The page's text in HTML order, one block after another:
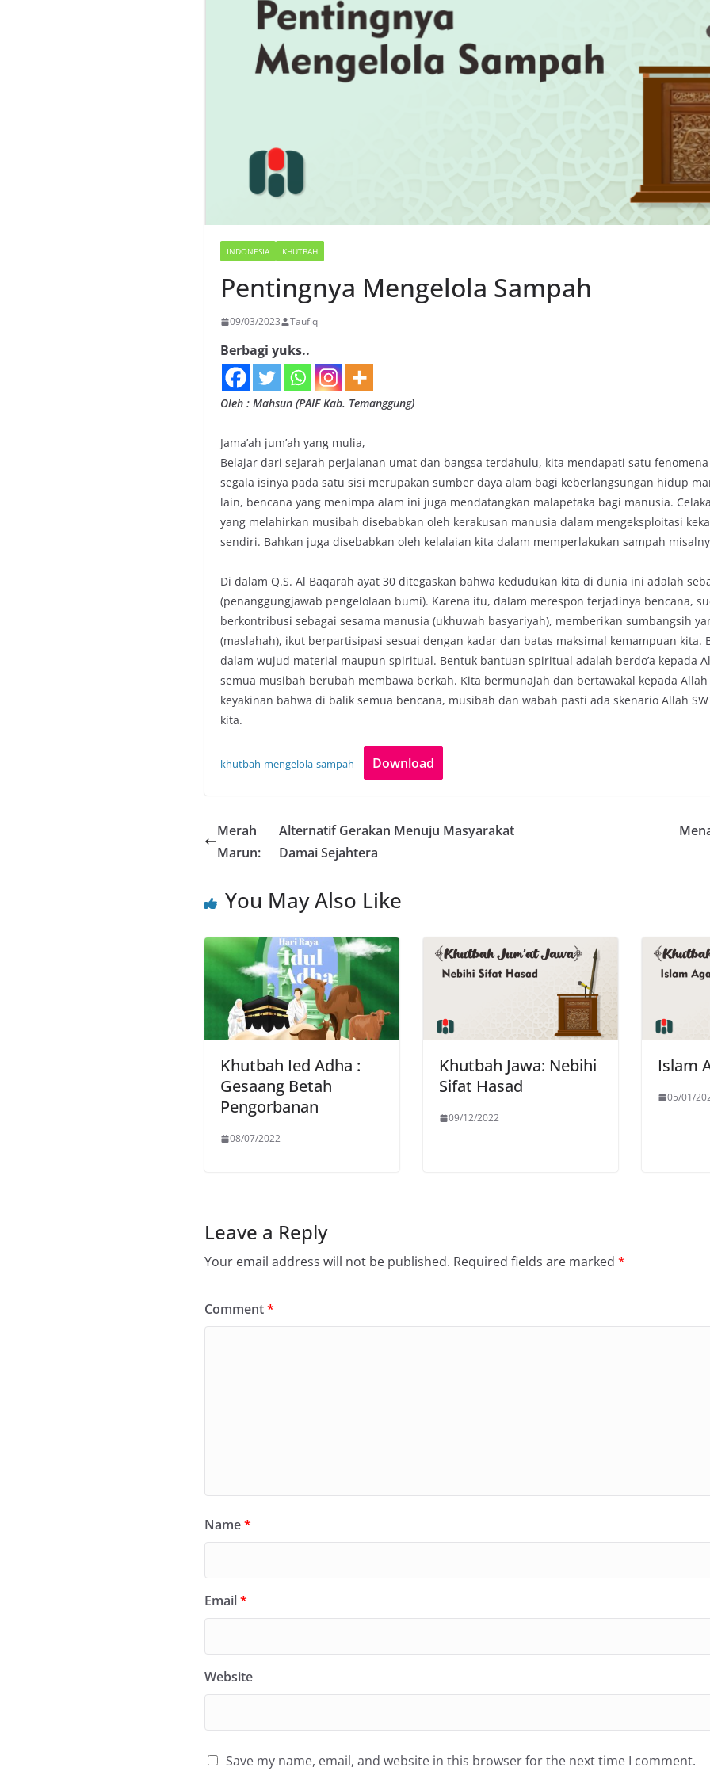
INDONESIA KHUTBAH
Pentingnya Mengelola Sampah
09/03/2023 Taufiq
Berbagi yuks..
Oleh : Mahsun (PAIF Kab. Temanggung)
Jama’ah jum’ah yang mulia,
Belajar dari sejarah perjalanan umat dan bangsa terdahulu, kita mendapati satu
segala isinya pada satu sisi merupakan sumber daya alam bagi keberlangsungan hidup
lain, bencana yang menimpa alam ini juga mendatangkan malapetaka bagi manusia.
yang melahirkan musibah disebabkan oleh kerakusan manusia dalam mengeksploitasi
sendiri. Bahkan juga disebabkan oleh kelalaian kita dalam memperlakukan sampah
Di dalam Q.S. Al Baqarah ayat 30 ditegaskan bahwa kedudukan kita di dunia ini adalah
(penanggungjawab pengelolaan bumi). Karena itu, dalam merespon terjadinya bencana,
berkontribusi sebagai sesama manusia (ukhuwah basyariyah), memberikan sumbangsih
(maslahah), ikut berpartisipasi sesuai dengan kadar dan batas maksimal kemampuan kita.
dalam wujud material maupun spiritual. Bentuk bantuan spiritual adalah berdo’a kepada
semua musibah berubah membawa berkah. Kita bermunajah dan bertawakal kepada Allah
keyakinan bahwa di balik semua bencana, musibah dan wabah pasti ada skenario Allah
kita.
khutbah-mengelola-sampah Download
Merah
Marun:
Alternatif Gerakan Menuju Masyarakat
Damai Sejahtera
You May Also Like
Khutbah Ied Adha :
Gesaang Betah
Pengorbanan
08/07/2022
Khutbah Jawa: Nebihi
Sifat Hasad
09/12/2022
Islam
05/01/
Leave a Reply
Your email address will not be published. Required fields are marked *
Comment*
Name*
Email*
Website
Save my name, email, and website in this browser for the next time I comment.